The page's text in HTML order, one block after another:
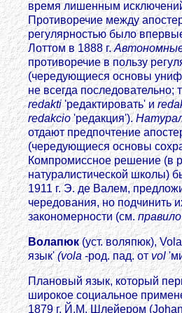
время лишенным
Противоречие между
регулярностью было
Лоттом в 1888 г.
противоречие в пользу
(чередующиеся основы
не всегда последовательно;
redakti'редактировать' и
redakcio'редакция').
отдают предпочтение
(чередующиеся основы
Компромиссное решение (в
натуралистической школы)
1911 г. Э. де Валем,
чередования, но подчинить
закономерности (см.
Волапюк(уст. воляпюк),
язык'(vola-род. пад. отvol
Плановый язык, который
широкое социальное
1879 г. Й.М. Шлейером